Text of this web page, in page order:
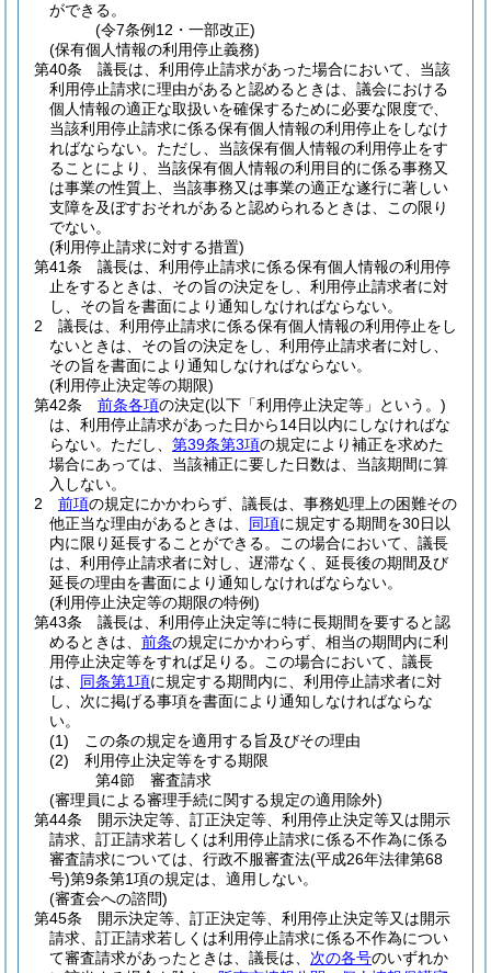
ができる。
(令7条例12・一部改正)
(保有個人情報の利用停止義務)
第40条
議長は、利用停止請求があった場合において、当該
利用停止請求に理由があると認めるときは、議会における
個人情報の適正な取扱いを確保するために必要な限度で、
当該利用停止請求に係る保有個人情報の利用停止をしなけ
ればならない。 ただし、当該保有個人情報の利用停止をす
ることにより、当該保有個人情報の利用目的に係る事務又
は事業の性質上、当該事務又は事業の適正な遂行に著しい
支障を及ぼすおそれがあると認められるときは、この限り
でない。
(利用停止請求に対する措置)
第41条
議長は、利用停止請求に係る保有個人情報の利用停
止をするときは、その旨の決定をし、利用停止請求者に対
し、その旨を書面により通知しなければならない。
2
議長は、利用停止請求に係る保有個人情報の利用停止をし
ないときは、その旨の決定をし、利用停止請求者に対し、
その旨を書面により通知しなければならない。
(利用停止決定等の期限)
第42条
前条各項の決定(以下「利用停止決定等」という。)
は、利用停止請求があった日から14日以内にしなければな
らない。 ただし、 第39条第3項の規定により補正を求めた
場合にあっては、当該補正に要した日数は、当該期間に算
入しない。
2
前項の規定にかかわらず、議長は、事務処理上の困難その
他正当な理由があるときは、 同項に規定する期間を30日以
内に限り延長することができる。
この場合において、議長
は、利用停止請求者に対し、遅滞なく、延長後の期間及び
延長の理由を書面により通知しなければならない。
(利用停止決定等の期限の特例)
第43条
議長は、利用停止決定等に特に長期間を要すると認
めるときは、 前条の規定にかかわらず、相当の期間内に利
用停止決定等をすれば足りる。
この場合において、議長
は、 同条第1項に規定する期間内に、利用停止請求者に対
し、次に掲げる事項を書面により通知しなければならな
い。
(1)
この条の規定を適用する旨及びその理由
(2)
利用停止決定等をする期限
第4節
審査請求
(審理員による審理手続に関する規定の適用除外)
第44条
開示決定等、訂正決定等、利用停止決定等又は開示
請求、訂正請求若しくは利用停止請求に係る不作為に係る
審査請求については、行政不服審査法(平成26年法律第68
号)第9条第1項の規定は、適用しない。
(審査会への諮問)
第45条
開示決定等、訂正決定等、利用停止決定等又は開示
請求、訂正請求若しくは利用停止請求に係る不作為につい
て審査請求があったときは、議長は、 次の各号のいずれか